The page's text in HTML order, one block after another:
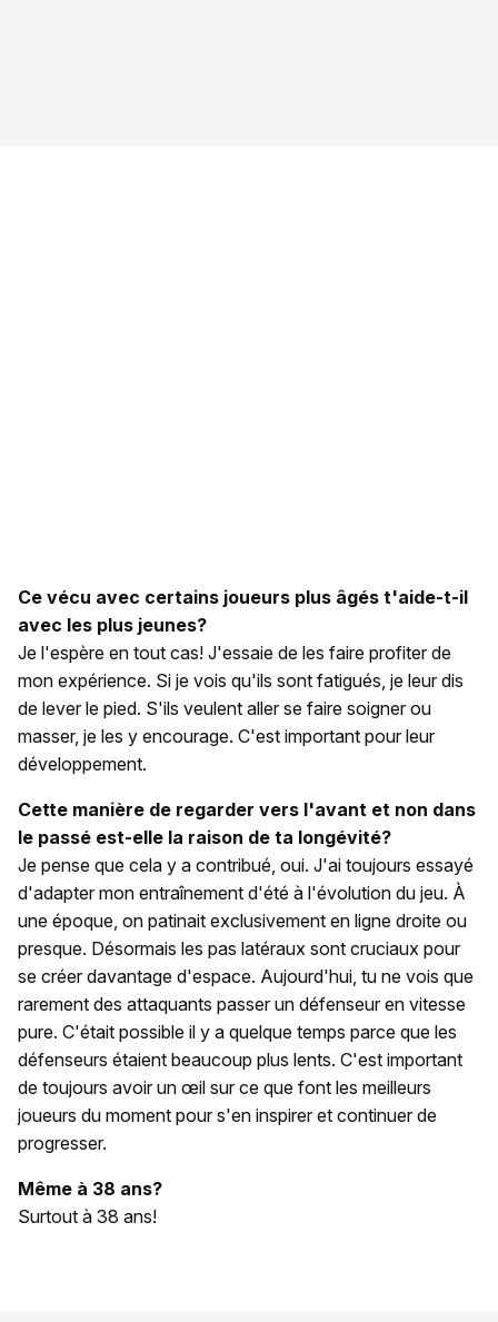
Ce vécu avec certains joueurs plus âgés t'aide-t-il
avec les plus jeunes?
Je l'espère en tout cas! J'essaie de les faire profiter de
mon expérience. Si je vois qu'ils sont fatigués, je leur dis
de lever le pied. S'ils veulent aller se faire soigner ou
masser, je les y encourage. C'est important pour leur
développement.
Cette manière de regarder vers l'avant et non dans
le passé est-elle la raison de ta longévité?
Je pense que cela y a contribué, oui. J'ai toujours essayé
d'adapter mon entraînement d'été à l'évolution du jeu. À
une époque, on patinait exclusivement en ligne droite ou
presque. Désormais les pas latéraux sont cruciaux pour
se créer davantage d'espace. Aujourd'hui, tu ne vois que
rarement des attaquants passer un défenseur en vitesse
pure. C'était possible il y a quelque temps parce que les
défenseurs étaient beaucoup plus lents. C'est important
de toujours avoir un œil sur ce que font les meilleurs
joueurs du moment pour s'en inspirer et continuer de
progresser.
Même à 38 ans?
Surtout à 38 ans!